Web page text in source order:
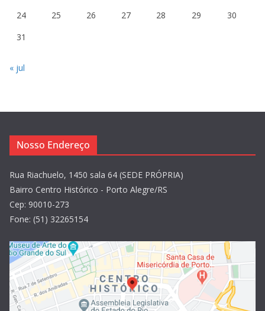
24
25 26 27 28 29
30
31
« jul
Nosso Endereço
Rua Riachuelo, 1450 sala 64 (SEDE PRÓPRIA)
Bairro Centro Histórico - Porto Alegre/RS
Cep: 90010-273
Fone: (51) 32265154